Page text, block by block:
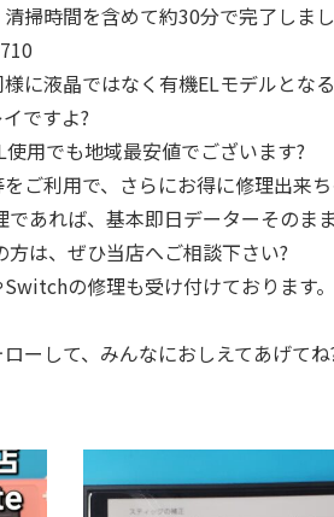
掃時間を含めて約30分で完了しま
に液晶ではなく有機ELモデルとな
ですよ?
用でも地域最安値でございます?
ご利用で、さらにお得に修理出来
あれば、基本即日データーそのま
は、ぜひ当店へご相談下さい?
の修理も受け付けております
ーして、みんなにおしえてあげてね